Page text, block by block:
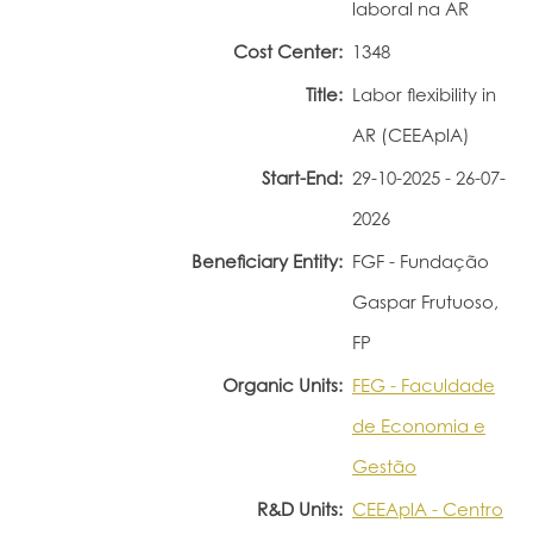
laboral na AR
Cost Center: 1348
Title: Labor flexibility in
AR (CEEAplA)
Start-End: 29-10-2025 - 26-07-
2026
Beneficiary Entity: FGF - Fundação
Gaspar Frutuoso,
FP
Organic Units: FEG - Faculdade
de Economia e
Gestão
R&D Units: CEEAplA - Centro